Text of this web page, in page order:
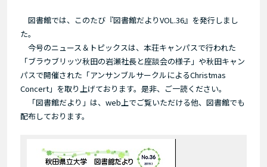
図書館では、このたび『図書館だよりVOL.36』を発行しまし
た。
今号のニュース＆トピックスは、本荘キャンパスで行われた
「ブラウブリッツ秋田の岩瀬社長と座談会の様子」や秋田キャン
パスで開催された「アンサンブルサークルによるChristmas
Concert」を取り上げております。是非、ご一読ください。
「図書館だより」は、web上でご覧いただける他、図書館でも
配布しております。